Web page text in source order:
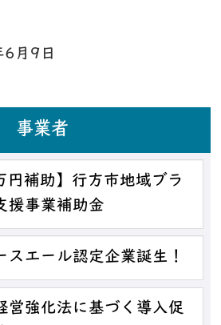
月9日
事業者
円補助】行方市地域ブラ
援事業補助金
スエール認定企業誕生！
営強化法に基づく導入促